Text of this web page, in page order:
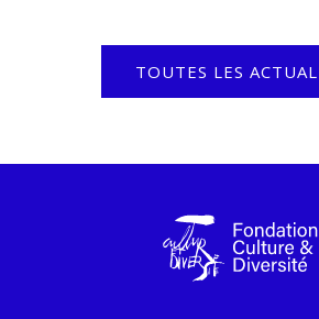
TOUTES LES